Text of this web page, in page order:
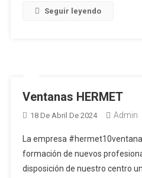
Seguir leyendo
Ventanas HERMET
18 De Abril De 2024 Admin
La empresa
formación de nuevos
disposición de nuestro centro